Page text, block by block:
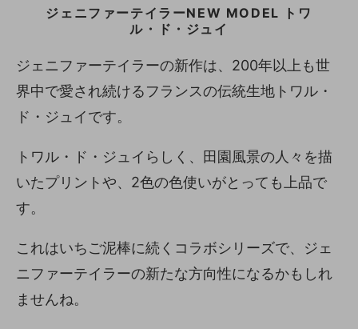
ジェニファーテイラーNEW MODEL トワ
ル・ド・ジュイ
ジェニファーテイラーの新作は、200年以上も世
界中で愛され続けるフランスの伝統生地トワル・
ド・ジュイです。
トワル・ド・ジュイらしく、田園風景の人々を描
いたプリントや、2色の色使いがとっても上品で
す。
これはいちご泥棒に続くコラボシリーズで、ジェ
ニファーテイラーの新たな方向性になるかもしれ
ませんね。